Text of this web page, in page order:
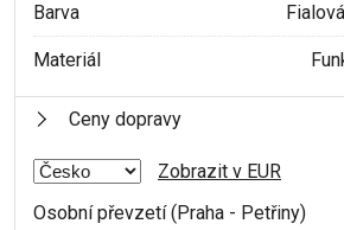
Barva
Materiál
Ceny dopravy
Zobrazit v EUR
Osobní převzetí (Praha - Petřiny)